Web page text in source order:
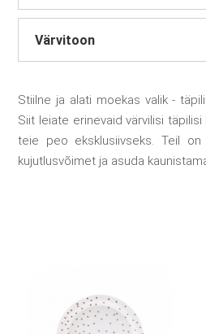
Värvitoon
Stiilne ja alati moekas valik -
Siit leiate erinevaid värvilisi
teie peo eksklusiivseks. Teil
kujutlusvõimet ja asuda